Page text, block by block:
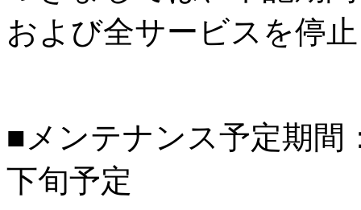
および全サービスを停
■メンテナンス予定期間
下旬予定